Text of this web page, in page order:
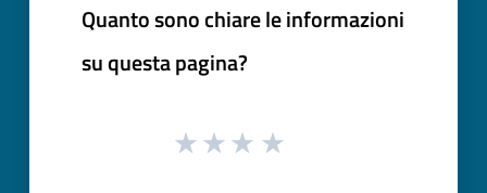
Quanto sono chiare le informazioni
su questa pagina?